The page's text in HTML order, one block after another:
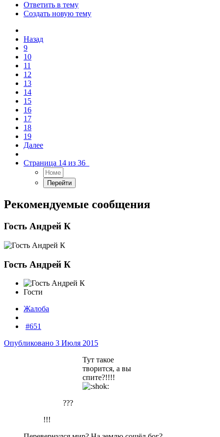
Ответить в тему
Создать новую тему
Назад
9
10
11
12
13
14
15
16
17
18
19
Далее
Страница 14 из 36
Рекомендуемые сообщения
Гость Андрей К
Гость Андрей К
Гости
Жалоба
#651
Опубликовано 3 Июля 2015
Тут такое
творится, а вы
спите?!!!!
???
!!!